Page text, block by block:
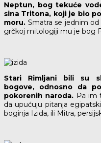
Neptun, bog tekuće
sina Tritona, koji je bio
moru. Smatra se jednim od
grčkoj mitologiji mu je bog
Stari Rimljani bili su
bogove, odnosno da
pokorenih naroda. Pa im
da upućuju pitanja
boginja Izida, ili Mitra,